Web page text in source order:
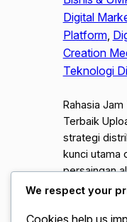
Digital
Platform,
Creation
Teknologi
Rahasia
Terbaik
strategi
kunci utama
persaingan
platform
We respect your
Cookies help us